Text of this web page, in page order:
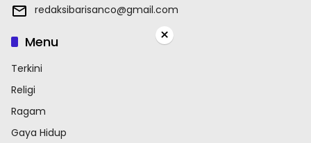
redaksibarisanco@gmail.com
Menu
Terkini
Religi
Ragam
Gaya Hidup
×